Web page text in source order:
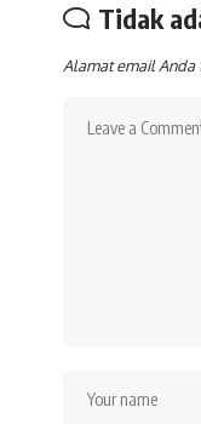
Tidak
Alamat email